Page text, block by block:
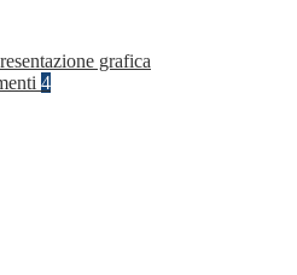
grafica
4